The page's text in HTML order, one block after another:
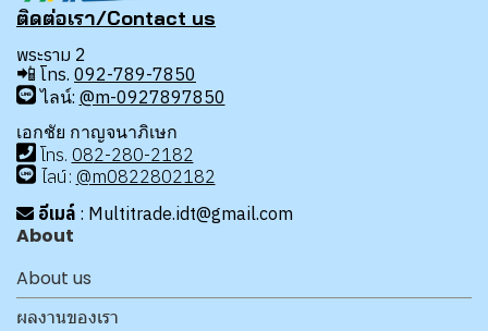
ติดต่อเรา/Contact us
พระราม 2
📲 โทร. 092-789-7850
ไลน์: @m-0927897850
เอกชัย กาญจนาภิเษก
โทร. 082-280-2182
ไลน์: @m0822802182
อีเมล์ : Multitrade.idt@gmail.com
About
About us
ผลงานของเรา